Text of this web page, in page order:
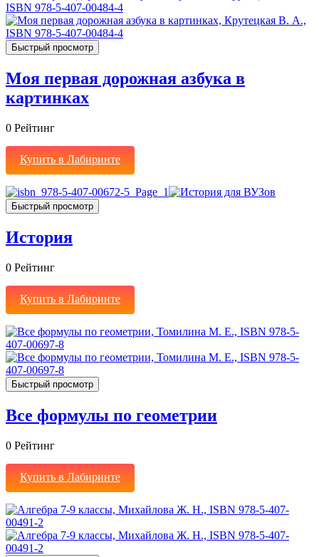
Быстрый просмотр
Моя первая дорожная азбука в
картинках
0 Рейтинг
Купить в Лабиринте
Быстрый просмотр
История
0 Рейтинг
Купить в Лабиринте
Быстрый просмотр
Все формулы по геометрии
0 Рейтинг
Купить в Лабиринте